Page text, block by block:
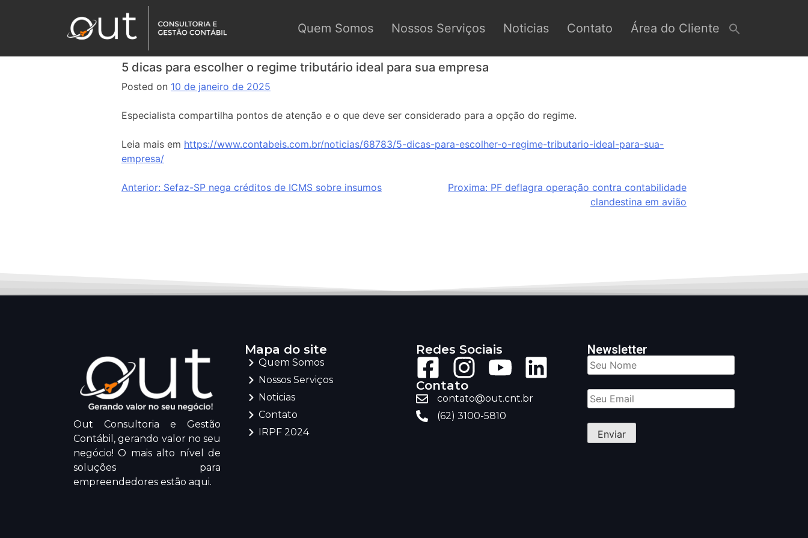
Quem Somos Nossos Serviços Noticias Contato Área do Cliente
5 dicas para escolher o regime tributário ideal para sua empresa
Posted on 10 de janeiro de 2025
Especialista compartilha pontos de atenção e o que deve ser considerado para a opção do regime.
Leia mais em https://www.contabeis.com.br/noticias/68783/5-dicas-para-escolher-o-regime-tributario-ideal-para-sua-
empresa/
Anterior: Sefaz-SP nega créditos de ICMS sobre insumos Proxima: PF deflagra operação contra contabilidade
clandestina em avião
Out Consultoria e Gestão
Contábil, gerando valor no seu
negócio! O mais alto nível de
soluções para
empreendedores estão aqui.
Mapa do site
Quem Somos
Nossos Serviços
Noticias
Contato
IRPF 2024
Redes Sociais
Contato
contato@out.cnt.br
(62) 3100-5810
Newsletter